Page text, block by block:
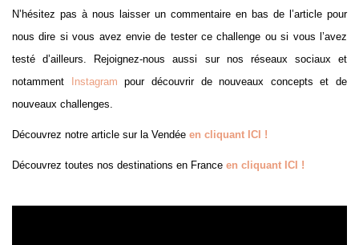
N’hésitez pas à nous laisser un commentaire en bas de l’article pour
nous dire si vous avez envie de tester ce challenge ou si vous l’avez
testé d’ailleurs. Rejoignez-nous aussi sur nos réseaux sociaux et
notamment
Instagram pour découvrir de nouveaux concepts et de
nouveaux challenges.
Découvrez notre article sur la Vendée en cliquant ICI !
Découvrez toutes nos destinations en France en cliquant ICI !